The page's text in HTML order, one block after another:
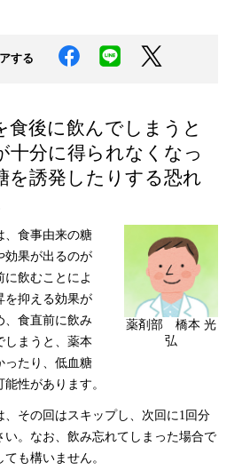
する
食後に飲んでしまうと
十分に得られなくなっ
を誘発したりする恐れ
薬剤部 橋本 光
弘
、食事由来の糖
効果が出るのが
飲むことによ
を抑える効果が
、食直前に飲み
しまうと、薬本
ったり、低血糖
性があります。
その回はスキップし、次回に1回分
い。なお、飲み忘れてしまった場合で
も構いません。